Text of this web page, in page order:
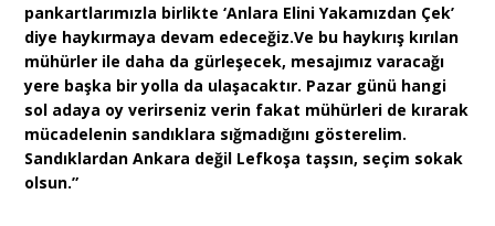
pankartlarımızla birlikte ‘Anlara Elini Yakamızdan Çek’
diye haykırmaya devam edeceğiz.Ve bu haykırış kırılan
mühürler ile daha da gürleşecek, mesajımız varacağı
yere başka bir yolla da ulaşacaktır. Pazar günü hangi
sol adaya oy verirseniz verin fakat mühürleri de kırarak
mücadelenin sandıklara sığmadığını gösterelim.
Sandıklardan Ankara değil Lefkoşa taşsın, seçim sokak
olsun.”